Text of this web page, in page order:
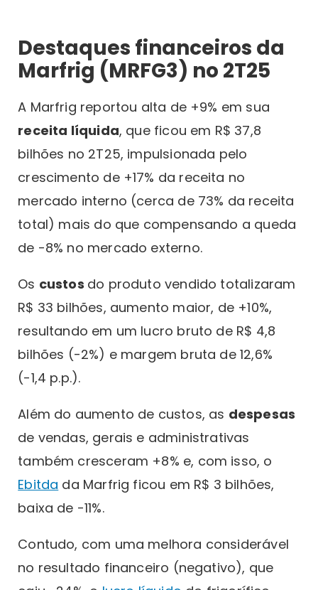
Destaques financeiros da
Marfrig (MRFG3) no 2T25
A Marfrig reportou alta de +9% em sua
receita líquida, que ficou em R$ 37,8
bilhões no 2T25, impulsionada pelo
crescimento de +17% da receita no
mercado interno (cerca de 73% da receita
total) mais do que compensando a queda
de -8% no mercado externo.
Os custos do produto vendido totalizaram
R$ 33 bilhões, aumento maior, de +10%,
resultando em um lucro bruto de R$ 4,8
bilhões (-2%) e margem bruta de 12,6%
(-1,4 p.p.).
Além do aumento de custos, as despesas
de vendas, gerais e administrativas
também cresceram +8% e, com isso, o
Ebitda da Marfrig ficou em R$ 3 bilhões,
baixa de -11%.
Contudo, com uma melhora considerável
no resultado financeiro (negativo), que